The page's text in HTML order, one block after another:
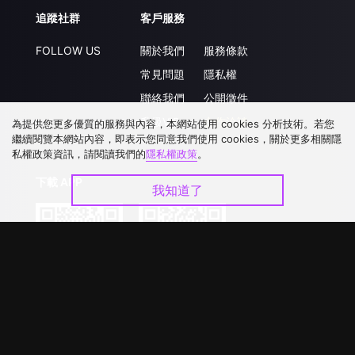
追蹤社群
FOLLOW US
客戶服務
關於我們
常見問題
聯絡我們
升級VIP
服務條款
隱私權
公開徵件
合作洽談
為提供您更多優質的服務與內容，本網站使用 cookies 分析技術。若您
繼續閱覽本網站內容，即表示您同意我們使用 cookies，關於更多相關隱
私權政策資訊，請閱讀我們的隱私權政策。
我知道了